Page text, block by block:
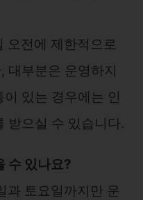
오전에 제한적으로
대부분은 운영하지
있는 경우에는 인
받으실 수 있습니다.
수 있나요?
과 토요일까지만 운